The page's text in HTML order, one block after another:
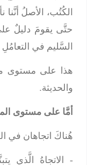
الكُتُب، الأصلُ
حتَّى يقومَ دليلٌ
السَّليم في التعامُلِ
هذا على مستوى
والحديثة.
أمَّا على مستوى
هُناكَ اتجاهان في
- الاتجاهُ الَّذي